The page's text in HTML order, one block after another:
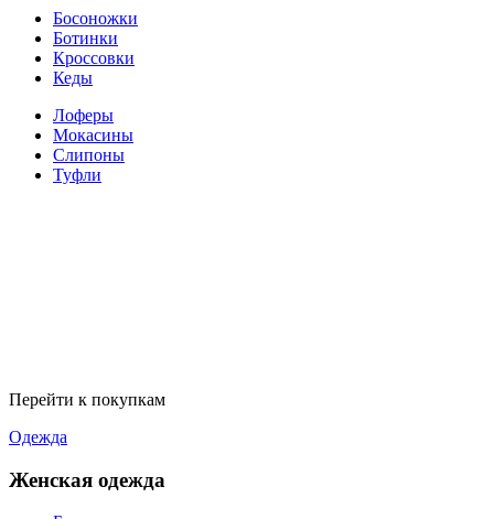
Босоножки
Ботинки
Кроссовки
Кеды
Лоферы
Мокасины
Слипоны
Туфли
Перейти к покупкам
Одежда
Женская одежда